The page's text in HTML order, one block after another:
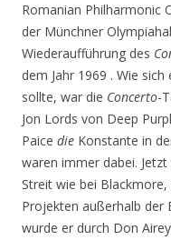
Romanian Philharmonic
der Münchner
Wiederaufführung des
dem Jahr 1969 . Wie
sollte, war die Concerto-
Jon Lords von Deep
Paice die Konstante in
waren immer dabei.
Streit wie bei
Projekten außerhalb der
wurde er durch Don